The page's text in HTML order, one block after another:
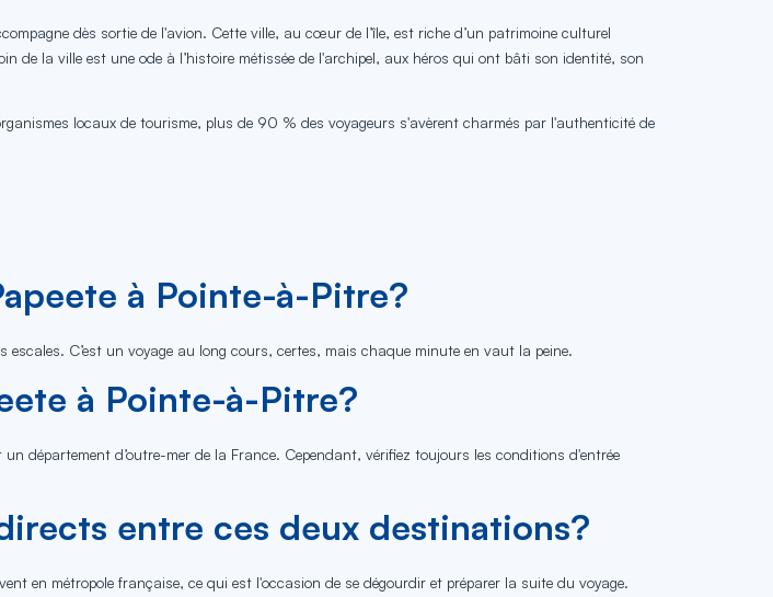
dès sortie de l'avion. Cette ville, au cœur de l’île, est riche d’un patrimoine culturel
de la ville est une ode à l’histoire métissée de l'archipel, aux héros qui ont bâti son identité, son
locaux de tourisme, plus de 90 % des voyageurs s'avèrent charmés par l'authenticité de
à Pointe-à-Pitre?
C’est un voyage au long cours, certes, mais chaque minute en vaut la peine.
à Pointe-à-Pitre?
département d’outre-mer de la France. Cependant, vérifiez toujours les conditions d'entrée
entre ces deux destinations?
en métropole française, ce qui est l'occasion de se dégourdir et préparer la suite du voyage.